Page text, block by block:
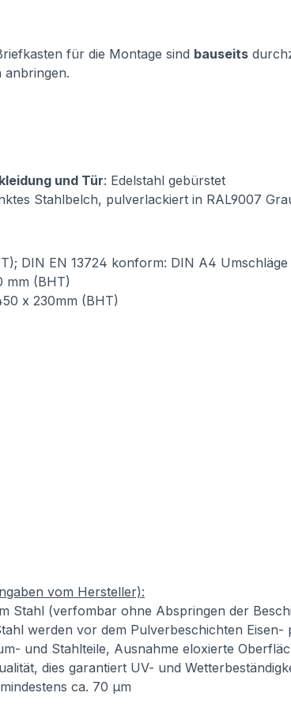
für die Montage sind bauseits
anbringen.
und Tür: Edelstahl gebürstet
Stahlbelch, pulverlackiert in RAL9007
DIN EN 13724 konform: DIN A4
mm (BHT)
x 230mm (BHT)
vom Hersteller):
Stahl (verfombar ohne Abspringen der
werden vor dem Pulverbeschichten
und Stahlteile, Ausnahme eloxierte
dies garantiert UV- und
ca. 70 µm